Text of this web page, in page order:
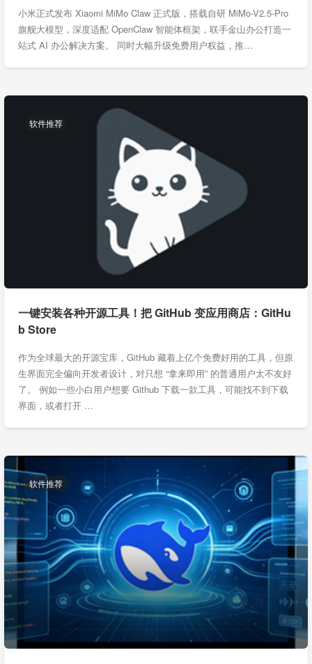
小米正式发布 Xiaomi MiMo Claw 正式版，搭载自研 MiMo-V2.5-Pro
旗舰大模型，深度适配 OpenClaw 智能体框架，联手金山办公打造一
站式 AI 办公解决方案。 同时大幅升级免费用户权益，推…
软件推荐
一键安装各种开源工具！把 GitHub 变应用商店：GitHu
b Store
作为全球最大的开源宝库，GitHub 藏着上亿个免费好用的工具，但原
生界面完全偏向开发者设计，对只想 “拿来即用” 的普通用户太不友好
了。 例如一些小白用户想要 Github 下载一款工具，可能找不到下载
界面，或者打开 …
软件推荐